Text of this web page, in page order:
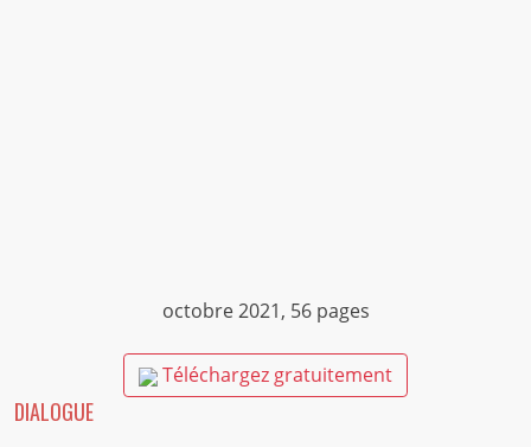
octobre 2021, 56 pages
Téléchargez gratuitement
DIALOGUE